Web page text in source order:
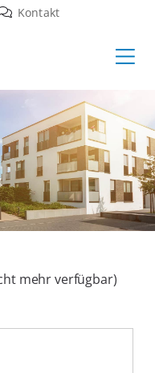
Kontakt
mehr verfügbar)